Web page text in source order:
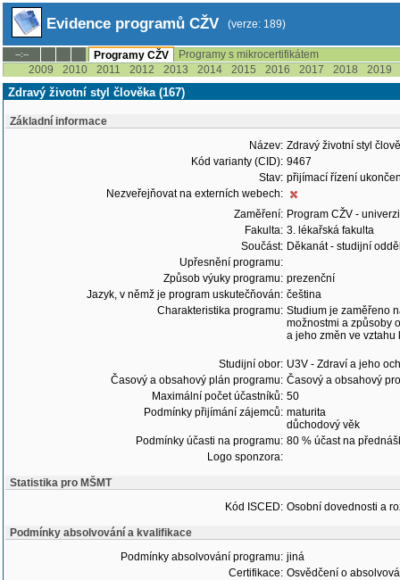
Evidence programů CŽV (verze: 189)
--:-- Programy CŽV
Programy s mikrocertifikátem
2009
2010 2011 2012 2013 2014 2015 2016 2017 2018 2019
Zdravý životní styl člověka (167)
Základní informace
Název: Zdravý životní styl
Kód varianty (CID): 9467
Stav: přijímací řízení
Nezveřejňovat na externích webech:
Zaměření: Program CŽV -
Fakulta: 3. lékařská fakulta
Součást: Děkanát - studijní
Upřesnění programu:
Způsob výuky programu: prezenční
Jazyk, v němž je program uskutečňován: čeština
Charakteristika programu: Studium je zaměřeno
možnostmi a způsoby
a jeho změn ve vztahu
Studijní obor: U3V - Zdraví a jeho
Časový a obsahový plán programu: Časový a obsahový
Maximální počet účastníků: 50
Podmínky přijímání zájemců: maturita
důchodový věk
Podmínky účasti na programu: 80 % účast na
Logo sponzora:
Statistika pro MŠMT
Kód ISCED: Osobní dovednosti a
Podmínky absolvování a kvalifikace
Podmínky absolvování programu: jiná
Certifikace: Osvědčení o